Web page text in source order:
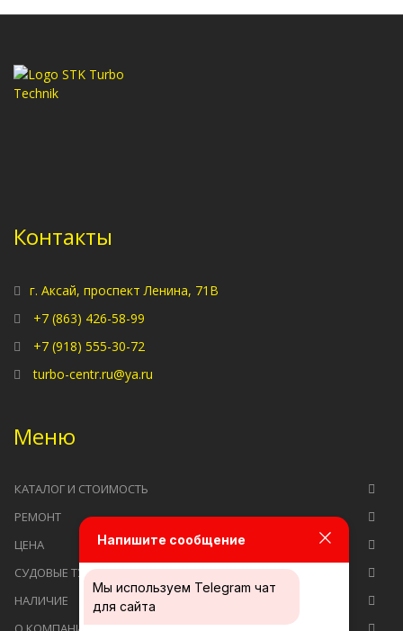
Контакты
г. Аксай, проспект Ленина, 71В
+7 (863) 426-58-99
+7 (918) 555-30-72
turbo-centr.ru@ya.ru
Меню
КАТАЛОГ И СТОИМОСТЬ
РЕМОНТ
ЦЕНА
СУДОВЫЕ ТУРБОКОМПРЕССОРЫ
НАЛИЧИЕ
Напишите сообщение
Мы используем Telegram чат
для сайта